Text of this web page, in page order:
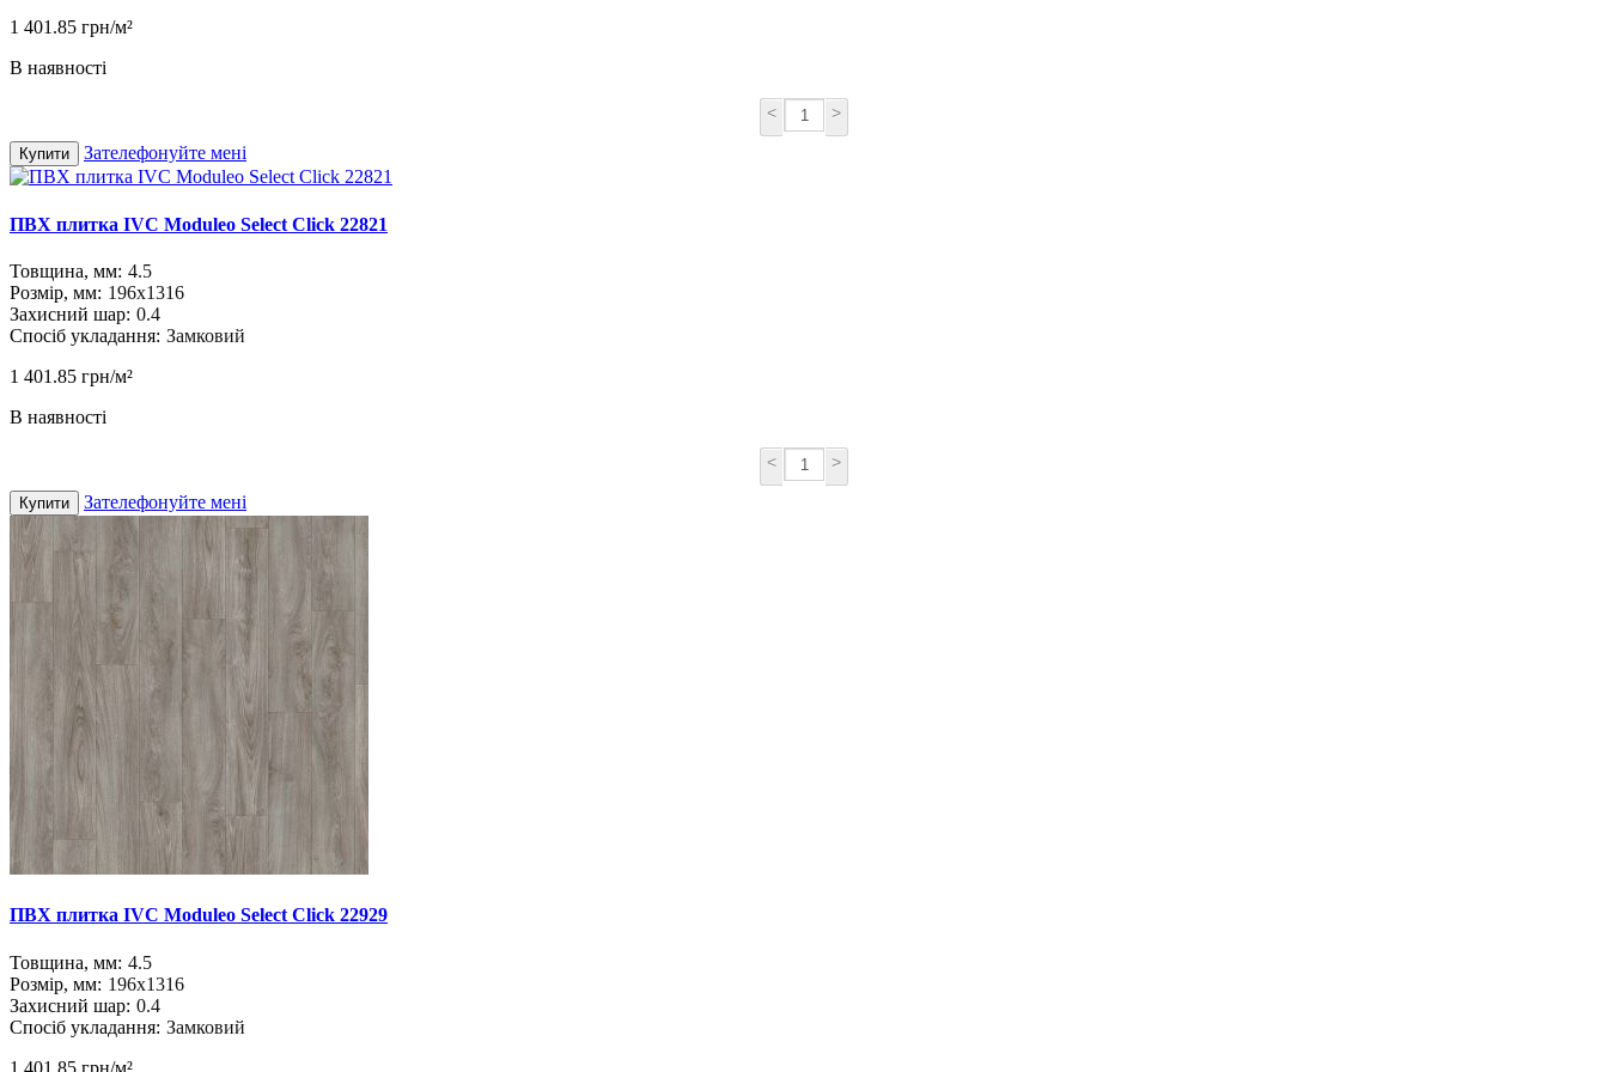
1 401.85 грн/м²
В наявності
< >
Купити Зателефонуйте мені
ПВХ плитка IVC Moduleo Select Click 22821
Товщина, мм: 4.5
Розмір, мм: 196x1316
Захисний шар: 0.4
Спосіб укладання: Замковий
1 401.85 грн/м²
В наявності
< >
Купити Зателефонуйте мені
ПВХ плитка IVC Moduleo Select Click 22929
Товщина, мм: 4.5
Розмір, мм: 196x1316
Захисний шар: 0.4
Спосіб укладання: Замковий
1 401.85 грн/м²